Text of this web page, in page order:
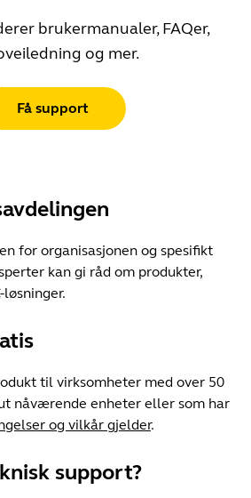
brukermanualer, FAQer,
og mer.
Få support
for organisasjonen og spesifikt
kan gi råd om produkter,
til virksomheter med over 50
nåværende enheter eller som har
og vilkår gjelder.
support?